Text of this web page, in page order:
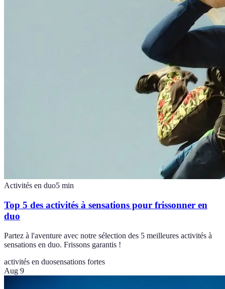
Activités en duo5 min
Top 5 des activités à sensations pour frissonner en
duo
Partez à l'aventure avec notre sélection des 5 meilleures activités à
sensations en duo. Frissons garantis !
activités en duosensations fortes
Aug 9